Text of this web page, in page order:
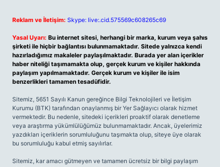
Reklam ve İletişim: Skype: live:.cid.575569c608265c69
Yasal Uyarı: Bu internet sitesi, herhangi bir marka, kurum veya şahıs
şirketi ile hiçbir bağlantısı bulunmamaktadır. Sitede yalnızca kendi
hazırladığımız makaleler paylaşılmaktadır. Burada yer alan içerikler
haber niteliği taşımamakta olup, gerçek kurum ve kişiler hakkında
paylaşım yapılmamaktadır. Gerçek kurum ve kişiler ile isim
benzerlikleri tamamen tesadüfidir.
Sitemiz, 5651 Sayılı Kanun gereğince Bilgi Teknolojileri ve İletişim
Kurumu (BTK) tarafından onaylanmış bir Yer Sağlayıcı olarak hizmet
vermektedir. Bu nedenle, sitedeki içerikleri proaktif olarak denetleme
veya araştırma yükümlülüğümüz bulunmamaktadır. Ancak, üyelerimiz
yazdıkları içeriklerin sorumluluğunu taşımakta olup, siteye üye olarak
bu sorumluluğu kabul etmiş sayılırlar.
Sitemiz, kar amacı gütmeyen ve tamamen ücretsiz bir bilgi paylaşım